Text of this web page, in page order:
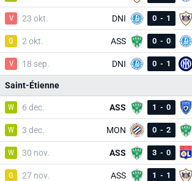
V 23 okt. DNI 0 - 1
G 2 okt. ASS 0 - 0
V 18 sep. DNI 0 - 1
Saint-Étienne
W 6 dec. ASS 1 - 0
W 3 dec. MON 0 - 2
W 30 nov. ASS 3 - 0
G 27 nov. ASS 1 - 1